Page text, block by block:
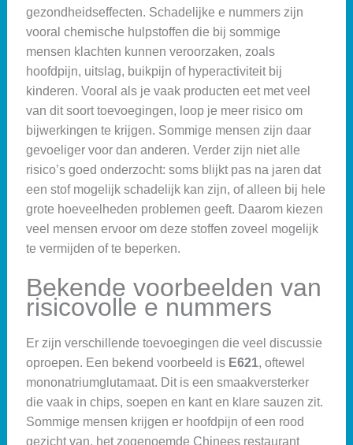
gezondheidseffecten. Schadelijke e nummers zijn
vooral chemische hulpstoffen die bij sommige
mensen klachten kunnen veroorzaken, zoals
hoofdpijn, uitslag, buikpijn of hyperactiviteit bij
kinderen. Vooral als je vaak producten eet met veel
van dit soort toevoegingen, loop je meer risico om
bijwerkingen te krijgen. Sommige mensen zijn daar
gevoeliger voor dan anderen. Verder zijn niet alle
risico’s goed onderzocht: soms blijkt pas na jaren dat
een stof mogelijk schadelijk kan zijn, of alleen bij hele
grote hoeveelheden problemen geeft. Daarom kiezen
veel mensen ervoor om deze stoffen zoveel mogelijk
te vermijden of te beperken.
Bekende voorbeelden van
risicovolle e nummers
Er zijn verschillende toevoegingen die veel discussie
oproepen. Een bekend voorbeeld is E621, oftewel
mononatriumglutamaat. Dit is een smaakversterker
die vaak in chips, soepen en kant en klare sauzen zit.
Sommige mensen krijgen er hoofdpijn of een rood
gezicht van, het zogenoemde Chinees restaurant